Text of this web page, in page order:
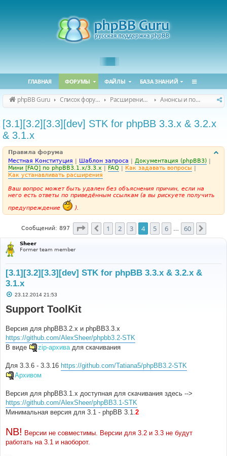
ГЛАВНАЯ ФОРУМЫ ФАЙЛЫ БАЗА ЗНАНИЙ
phpBB Guru Список форумов Расширения phpBB Анонсы и поддержка расширений для phpBB
[3.1][3.2][3.3][dev] STK for phpBB 3.3.x & 3.2.x
& 3.1.x
Правила форума
Местная Конституция | Шаблон запроса | Документация (phpBB3) |
Мини [FAQ] по phpBB3.1.x/3.3.x | FAQ | Как задавать вопросы |
Как устанавливать расширения
Ваш вопрос может быть удален без объяснения причин, если на
него есть ответы по приведённым ссылкам (а вы рискуете получить
предупреждение
).
Сообщений: 897 Страница 4из60
Пред.
1 2 3 4 5 6 60
Sheer
Former team member
[3.1][3.2][3.3][dev] STK for phpBB 3.3.x & 3.2.x &
3.1.x
С
б
н
и
е
23.12.2014 21:53
Support ToolKit
Версия для phpBB3.2.х и phpBB3.3.х
https://github.com/AlexSheer/phpbb3.2-STK
В виде
zip-архивадля скачивания
Для 3.3.6 - 3.3.16 https://github.com/Tatiana5/phpBB3.2-STK
Архивом
Версия для phpBB3.1.х доступная для скачивания здесь -->
https://github.com/AlexSheer/phpBB3.1-STK
Минимальная версия для 3.1 - phpBB 3.1.2
NB! Версии не совместимы. Версии для 3.2 и 3.3 не будут
работать на 3.1 и наоборот.